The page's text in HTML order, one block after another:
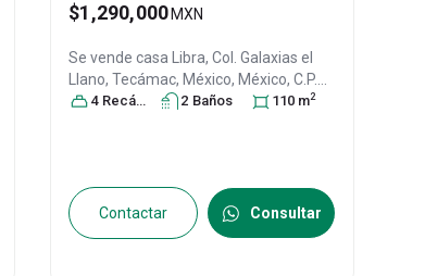
$1,290,000 MXN
Se vende casa
Libra, Col. Galaxias el
Llano,Tecámac, México, México, C.P.
55740, ID:29986669
4 Recámara s 2 Baños 110 m2
Contactar Consultar